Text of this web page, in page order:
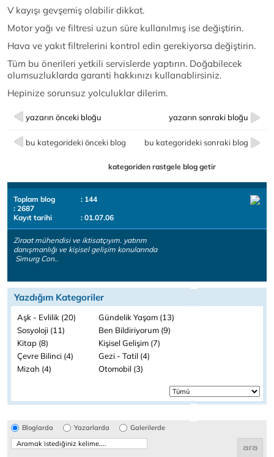
V kayışı gevşemiş olabilir dikkat.
Motor yağı ve filtresi uzun süre kullanılmış ise değiştirin.
Hava ve yakıt filtrelerini kontrol edin gerekiyorsa değiştirin.
Tüm bu önerileri yetkili servislerde yaptırın. Doğabilecek
olumsuzluklarda garanti hakkınızı kullanablirsiniz.
Hepinize sorunsuz yolculuklar dilerim.
yazarın önceki bloğu yazarın sonraki bloğu
bu kategorideki önceki blog bu kategorideki sonraki blog
kategoriden rastgele blog getir
Toplam blog
: 144
: 2687
Kayıt tarihi
: 01.07.06
Ziraat mühendisi ve iktisatçıyım. yatırım
danışmanlığı ve kişisel gelişim konularında
Simurg Con..
Yazdığım Kategoriler
Aşk - Evlilik (20)
Gündelik Yaşam (13)
Sosyoloji (11)
Ben Bildiriyorum (9)
Kitap (8)
Kişisel Gelişim (7)
Çevre Bilinci (4)
Gezi - Tatil (4)
Mizah (4)
Otomobil (3)
Bloglarda Yazarlarda Galerilerde